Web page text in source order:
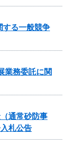
する一般競争
業務委託に関
通常砂防事
札公告